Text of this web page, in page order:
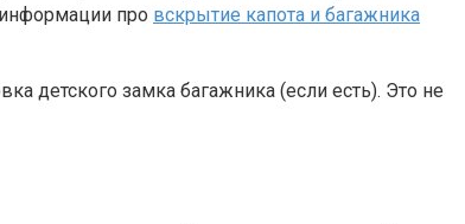
про вскрытие капота и багажника
детского замка багажника (если есть). Это не